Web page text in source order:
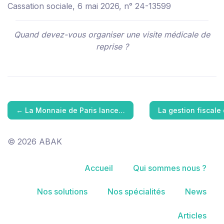
Cassation sociale, 6 mai 2026, n° 24-13599
Quand devez-vous organiser une visite médicale de
reprise ?
← La Monnaie de Paris lance… La gestion
© 2026 ABAK
Accueil Qui sommes nous ?
Nos solutions Nos spécialités News
Articles